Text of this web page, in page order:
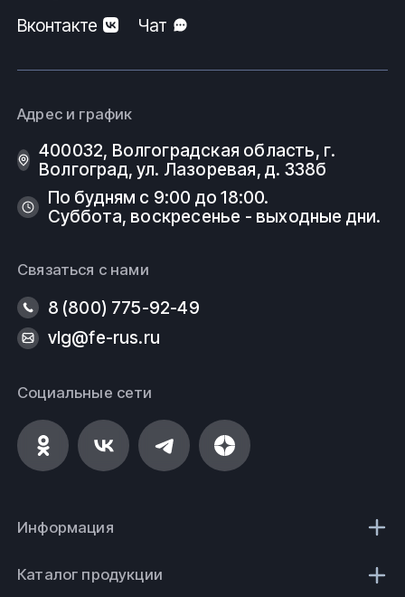
Вконтакте
Чат
Адрес и график
400032, Волгоградская область, г.
Волгоград, ул. Лазоревая, д. 338б
По будням с 9:00 до 18:00.
Суббота, воскресенье - выходные дни.
Связаться с нами
8 (800) 775-92-49
vlg@fe-rus.ru
Социальные сети
Информация
Каталог продукции